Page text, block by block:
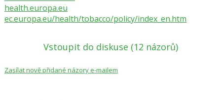
health.europa.eu
ec.europa.eu/health/tobac­co/policy/index_en.htm
Vstoupit do diskuse (12 názorů)
Zasílat nově přidané názory e-mailem